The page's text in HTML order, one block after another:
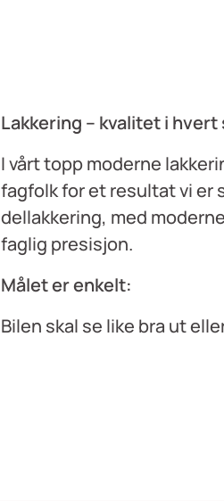
Lakkering – kvalitet i
I vårt topp moderne
fagfolk for et resultat vi er
dellakkering, med
faglig presisjon.
Målet er enkelt:
Bilen skal se like bra ut